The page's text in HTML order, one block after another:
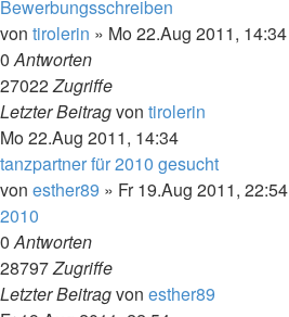
Bewerbungsschreiben
von tirolerin » Mo 22.Aug 2011, 14:34
0Antworten
27022Zugriffe
Letzter Beitragvon tirolerin
Mo 22.Aug 2011, 14:34
tanzpartner für 2010 gesucht
von esther89 » Fr 19.Aug 2011, 22:54
2010
0Antworten
28797Zugriffe
Letzter Beitragvon esther89